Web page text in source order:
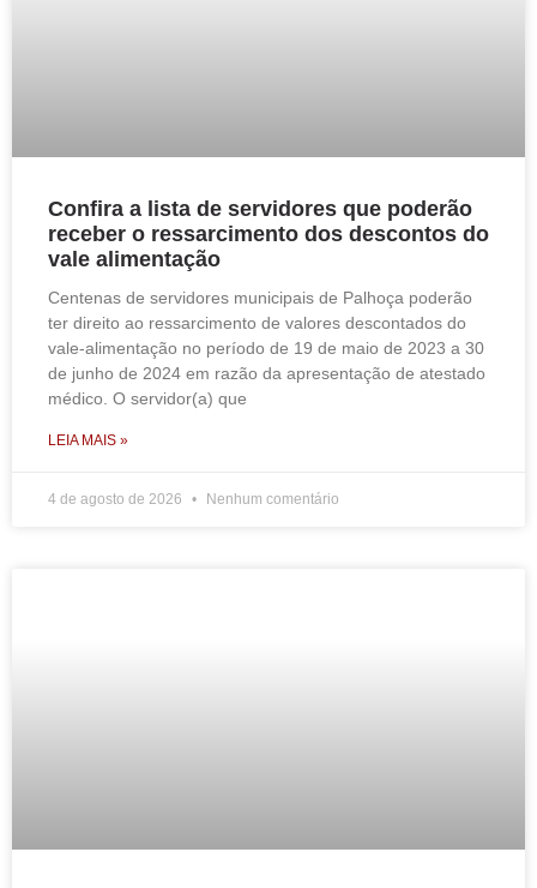
Confira a lista de servidores que poderão
receber o ressarcimento dos descontos do
vale alimentação
Centenas de servidores municipais de Palhoça poderão
ter direito ao ressarcimento de valores descontados do
vale-alimentação no período de 19 de maio de 2023 a 30
de junho de 2024 em razão da apresentação de atestado
médico. O servidor(a) que
LEIA MAIS »
4 de agosto de 2026 Nenhum comentário